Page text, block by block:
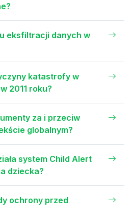
eksfiltracji danych w
katastrofy w
2011 roku?
za i przeciw
globalnym?
system Child Alert
dziecka?
ochrony przed